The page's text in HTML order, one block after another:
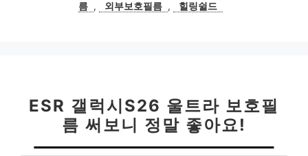
름 , 외부보호필름 , 힐링쉴드
ESR 갤럭시S26 울트라 보호필
름 써보니 정말 좋아요!